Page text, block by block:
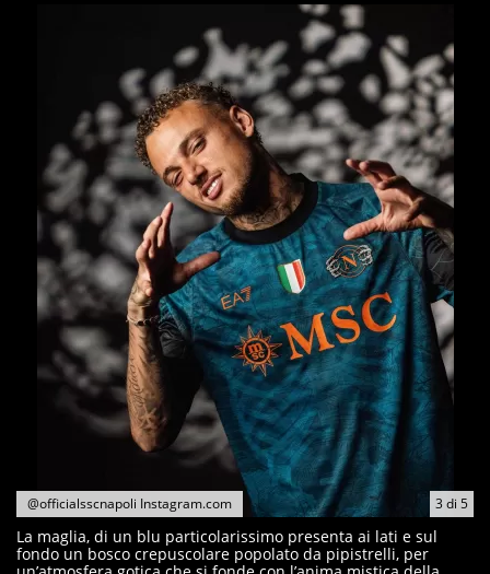
3 di 5
@officialsscnapoli Instagram.com
La maglia, di un blu particolarissimo presenta ai lati e sul
fondo un bosco crepuscolare popolato da pipistrelli, per